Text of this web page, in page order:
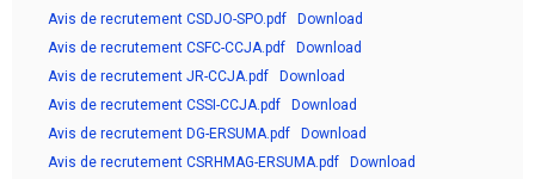
Avis de recrutement CSDJO-SPO.pdf
Download
Avis de recrutement CSFC-CCJA.pdf
Download
Avis de recrutement JR-CCJA.pdf
Download
Avis de recrutement CSSI-CCJA.pdf
Download
Avis de recrutement DG-ERSUMA.pdf
Download
Avis de recrutement CSRHMAG-ERSUMA.pdf
Download